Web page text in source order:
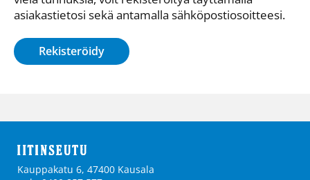
asiakastietosi sekä antamalla sähkö­posti­osoitteesi.
Rekisteröidy
Kauppakatu 6, 47400 Kausala